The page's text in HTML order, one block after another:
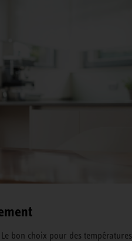
bon choix pour des températures